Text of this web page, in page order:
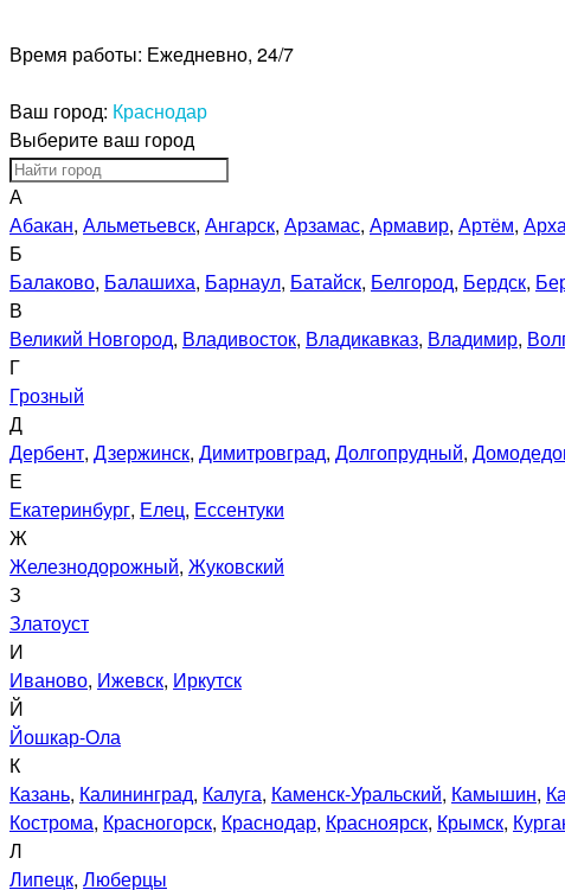
Время работы: Ежедневно, 24/7
Ваш город: Краснодар
Выберите ваш город
А
Абакан, Альметьевск, Ангарск, Арзамас, Армавир, Артём,
Б
Балаково, Балашиха, Барнаул, Батайск, Белгород, Бердск,
В
Великий Новгород, Владивосток, Владикавказ, Владимир,
Г
Грозный
Д
Дербент, Дзержинск, Димитровград, Долгопрудный,
Е
Екатеринбург, Елец, Ессентуки
Ж
Железнодорожный, Жуковский
З
Златоуст
И
Иваново, Ижевск, Иркутск
Й
Йошкар-Ола
К
Казань, Калининград, Калуга, Каменск-Уральский, Камышин,
Кострома, Красногорск, Краснодар, Красноярск, Крымск,
Л
Липецк, Люберцы